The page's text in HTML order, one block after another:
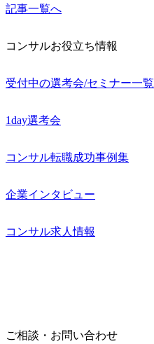
記事一覧へ
コンサルお役立ち情報
受付中の選考会/セミナー一覧
1day選考会
コンサル転職成功事例集
企業インタビュー
コンサル求人情報
ご相談・お問い合わせ